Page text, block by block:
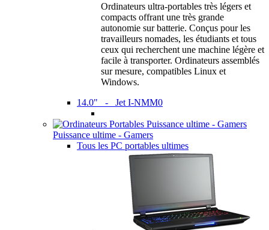
Ordinateurs ultra-portables très légers et
compacts offrant une très grande
autonomie sur batterie. Conçus pour les
travailleurs nomades, les étudiants et tous
ceux qui recherchent une machine légère et
facile à transporter. Ordinateurs assemblés
sur mesure, compatibles Linux et
Windows.
14.0" - Jet I-NMM0
Puissance ultime - Gamers
Tous les PC portables ultimes